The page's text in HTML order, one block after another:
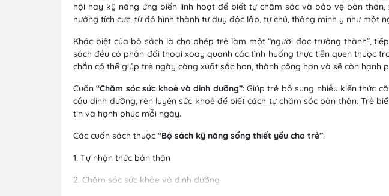
hội hay kỹ năng ứng biến linh hoạt để biết tự chăm sóc và bảo vệ bản
hướng tích cực, từ đó hình thành tư duy độc lập, tự chủ, thông minh y như một
Khác biệt của bộ sách là cho phép trẻ làm một “người đọc trưởng thành”,
sách đều có phần đối thoại xoay quanh các tình huống thực tiễn quen thuộc
chắn có thể giúp trẻ ngày càng xuất sắc hơn, thành công hơn và sẽ còn hạnh
Cuốn“Chăm sóc sức khoẻ và dinh dưỡng”: Giúp trẻ bổ sung nhiều kiến thức
cầu dinh dưỡng, rèn luyện sức khoẻ để biết cách tự chăm sóc bản thân. Trẻ
tin và hạnh phúc mỗi ngày.
Các cuốn sách thuộc “Bộ sách kỹ năng sống thiết yếu cho trẻ”:
1. Tự nhận thức bản thân
2. Chăm sóc sức khỏe và dinh dưỡng